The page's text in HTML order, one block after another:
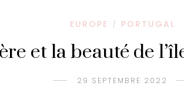
EUROPE / PORTUGAL
et la beauté de
29 SEPTEMBRE 2022